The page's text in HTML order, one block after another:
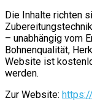
Die Inhalte richten
– unabhängig vom
Bohnenqualität,
Website ist
werden.
Zur Website: